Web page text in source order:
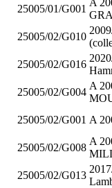
25005/01/G001
25005/02/G010
25005/02/G016
25005/02/G004
A
25005/02/G001 A
25005/02/G008
A
25005/02/G013